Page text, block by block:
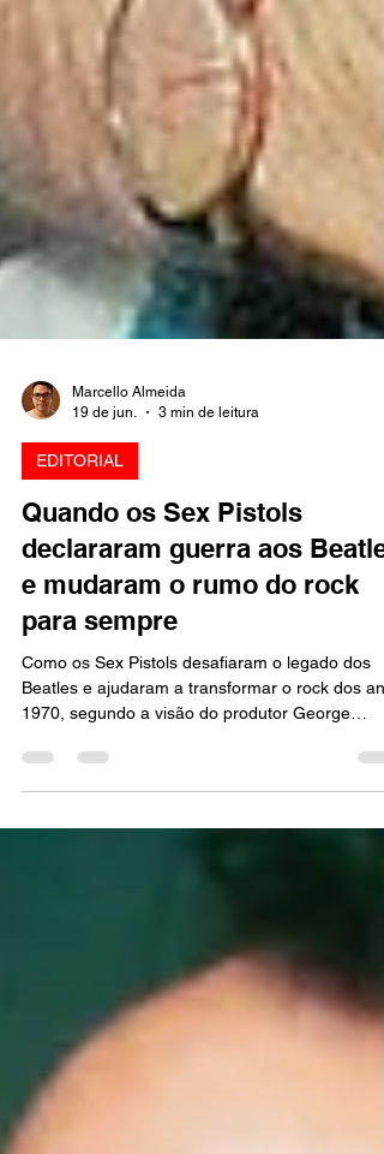
Marcello Almeida
19 de jun.
EDITORIAL
Quando os Sex Pistols
declararam guerra aos
e mudaram o rumo do rock
para sempre
Como os Sex Pistols desafiaram o legado dos
1970, segundo a visão do produtor George